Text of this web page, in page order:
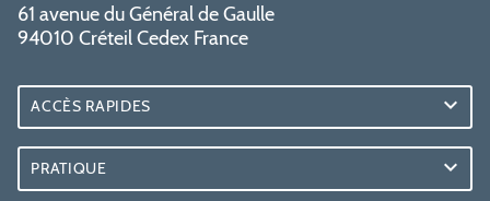
61 avenue du Général de Gaulle
94010 Créteil Cedex France
ACCÈS RAPIDES
PRATIQUE